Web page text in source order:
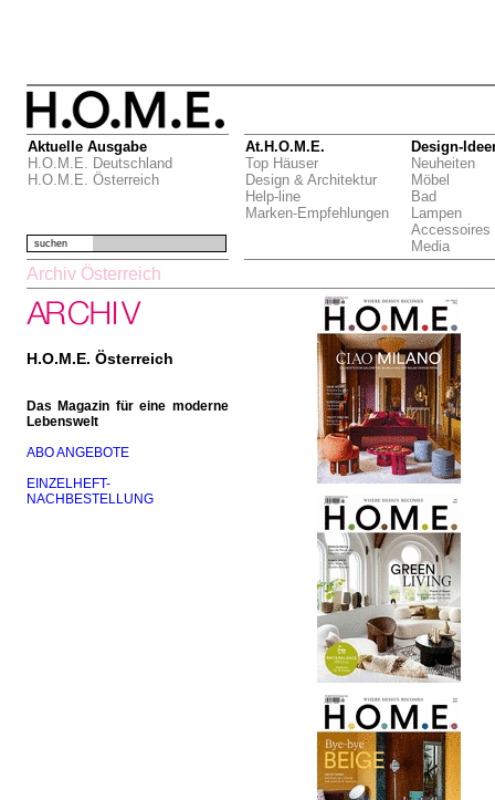
Aktuelle Ausgabe
H.O.M.E. Deutschland
H.O.M.E. Österreich
At.H.O.M.E.
Top Häuser
Design & Architektur
Help-line
Marken-Empfehlungen
Design-
Neuheiten
Möbel
Bad
Lampen
Accessoires
Media
suchen
Archiv Österreich
H.O.M.E. Österreich
Das Magazin für eine moderne
Lebenswelt
ABO ANGEBOTE
EINZELHEFT-
NACHBESTELLUNG